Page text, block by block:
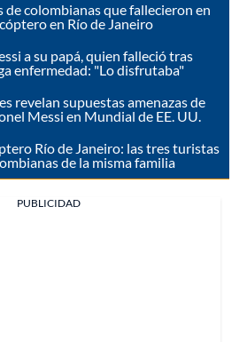
de colombianas que fallecieron en
en Río de Janeiro
a su papá, quien falleció tras
enfermedad: "Lo disfrutaba"
revelan supuestas amenazas de
Messi en Mundial de EE. UU.
Río de Janeiro: las tres turistas
de la misma familia
PUBLICIDAD